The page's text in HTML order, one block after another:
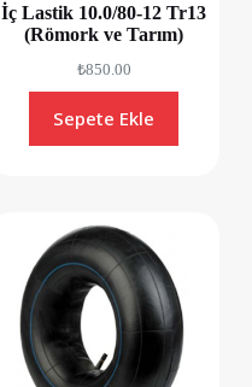
İç Lastik 10.0/80-12 Tr13
(Römork ve Tarım)
₺850.00
Sepete Ekle